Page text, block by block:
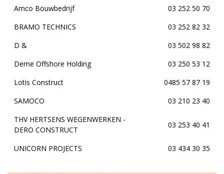
Amco Bouwbedrijf
03 252 50 70
BRAMO TECHNICS
03 252 82 32
D &
03 502 98 82
Deme Offshore Holding
03 250 53 12
Lotis Construct
0485 57 87 19
SAMOCO
03 210 23 40
THV HERTSENS WEGENWERKEN -
DERO CONSTRUCT
03 253 40 41
UNICORN PROJECTS 03 434 30 35